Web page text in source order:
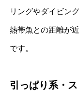
リングやダイビン
熱帯魚との距離が
です。
引っぱり系・